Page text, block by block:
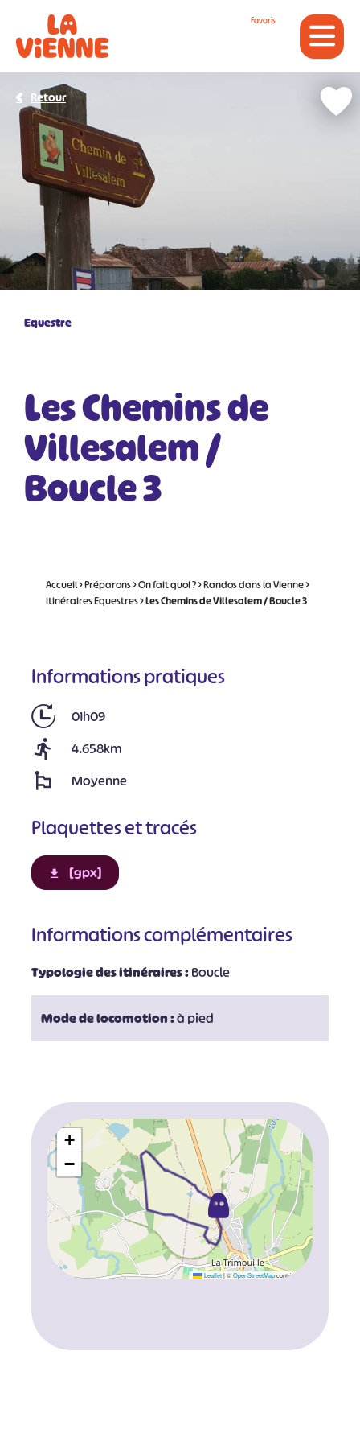
Favoris
Equestre
Les Chemins de
Villesalem /
Boucle 3
Retour
Accueil>Préparons>On fait quoi ?>Randos dans la Vienne>
Itinéraires Equestres>Les Chemins de Villesalem / Boucle 3
Informations pratiques
01h09
4.658km
Moyenne
Plaquettes et tracés
[gpx]
Informations complémentaires
Typologie des itinéraires :Boucle
Mode de locomotion :à pied
+
−
Leaflet |©OpenStreetMapcontributors